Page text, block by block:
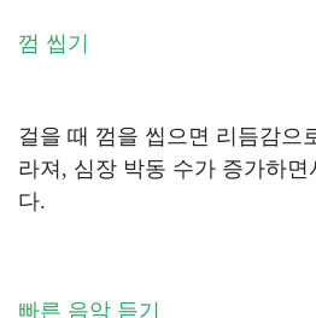
껌 씹기
걸을 때 껌을 씹으면 리듬감으
라져, 심장 박동 수가 증가하
다.
빠른 음악 듣기